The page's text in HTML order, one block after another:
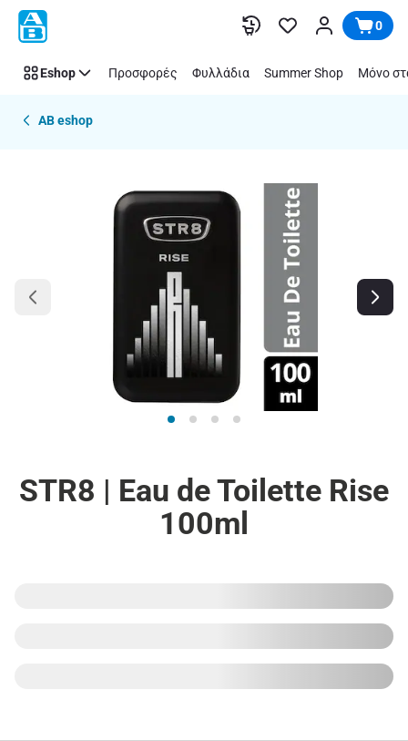
Παράλειψη 0
Eshop Προσφορές Φυλλάδια Summer Shop Μόνο
AB eshop
STR8 | Eau de Toilette Rise
100ml